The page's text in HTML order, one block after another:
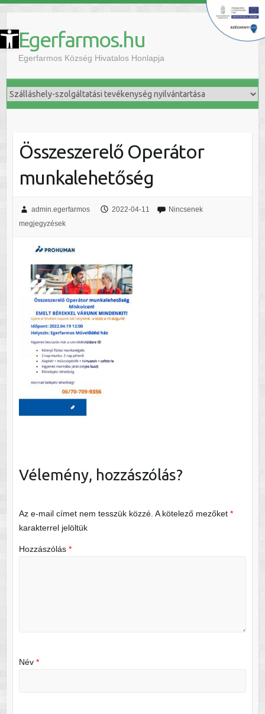
Eszköztár megnyitása Egerfarmos.hu
Egerfarmos Község Hivatalos Honlapja
Összeszerelő Operátor
munkalehetőség
admin.egerfarmos 2022-04-11
Nincsenek
megjegyzések
Vélemény, hozzászólás?
Az e-mail címet nem tesszük közzé. A kötelező mezőket *
karakterrel jelöltük
Hozzászólás *
Név *